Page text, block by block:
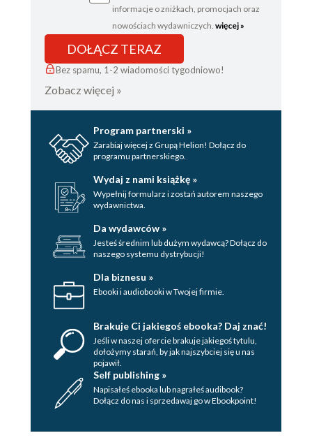
S. Skandale
S. Słoneczny patrol
S. Smerfy
S. Świerszczyki, magazyny pornograficzne i
T. Telefon 110
T. Turbo
Z. 07 zgłoś się
Z. Z kamerą wśród zwierząt
Ż. Żandarm z Saint-Tropez
Ż. Żołnierzyki
Ż. Żyrandol w kościele (i inne sprawy kościelne)
informacje o zniżkach, promocjach oraz
nowościach wydawniczych. więcej »
DOŁĄCZ TERAZ
Bez spamu, 1-2 wiadomości tygodniowo!
Zobacz więcej »
Program partnerski »
Zarabiaj więcej z Grupą Helion! Dołącz do
programu partnerskiego.
Wydaj z nami książkę »
Wypełnij formularz i zostań autorem naszego
wydawnictwa.
Da wydawców »
Jesteś średnim lub dużym wydawcą? Dołącz do
naszego systemu dystrybucji!
Dla biznesu »
Ebooki i audiobooki w Twojej firmie.
Brakuje Ci jakiegoś ebooka? Daj znać!
Jeśli w naszej ofercie brakuje jakiegoś tytulu,
dołożymy starań, by jak najszybciej się u nas
pojawił.
Self publishing »
Napisałeś ebooka lub nagrałeś audibook?
Dołącz do nas i sprzedawaj go w Ebookpoint!